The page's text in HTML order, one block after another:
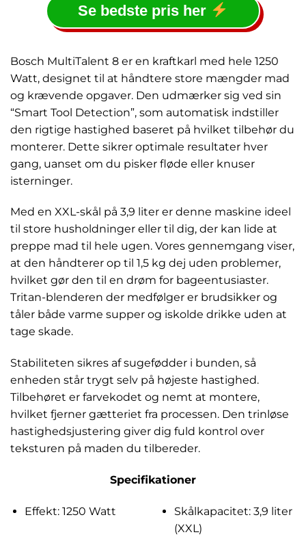
Se bedste pris her
Bosch MultiTalent 8 er en kraftkarl med hele 1250
Watt, designet til at håndtere store mængder mad
og krævende opgaver. Den udmærker sig ved sin
“Smart Tool Detection”, som automatisk indstiller
den rigtige hastighed baseret på hvilket tilbehør du
monterer. Dette sikrer optimale resultater hver
gang, uanset om du pisker fløde eller knuser
isterninger.
Med en XXL-skål på 3,9 liter er denne maskine ideel
til store husholdninger eller til dig, der kan lide at
preppe mad til hele ugen. Vores gennemgang viser,
at den håndterer op til 1,5 kg dej uden problemer,
hvilket gør den til en drøm for bageentusiaster.
Tritan-blenderen der medfølger er brudsikker og
tåler både varme supper og iskolde drikke uden at
tage skade.
Stabiliteten sikres af sugefødder i bunden, så
enheden står trygt selv på højeste hastighed.
Tilbehøret er farvekodet og nemt at montere,
hvilket fjerner gætteriet fra processen. Den trinløse
hastighedsjustering giver dig fuld kontrol over
teksturen på maden du tilbereder.
Specifikationer
Effekt: 1250 Watt
Skålkapacitet: 3,9 liter
(XXL)